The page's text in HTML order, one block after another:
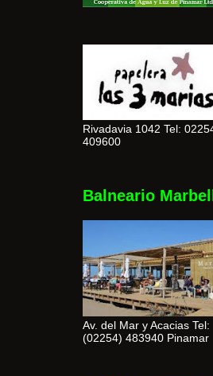
Rivadavia 1042 Tel:
409600
Balneario
Av. del Mar y Acacias Tel:
(02254) 483940 Pinamar